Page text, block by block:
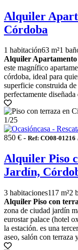
Alquiler
Córdoba
1 habitación63 m²1
Alquiler Apartamento
este magnífico
córdoba, ideal para
superficie construida
perfectamente
1/25
850 € - Ref: CO08-01216
Alquiler Piso
Jardín,
3 habitaciones117 m²2
Alquiler Piso con
zona de ciudad jardín
eurostar palace (hotel
la estación. es una
aseo, salón con terraza